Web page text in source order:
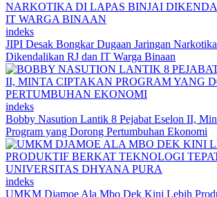
indeks
JIPI Desak Bongkar Dugaan Jaringan
Dikendalikan RJ dan IT Warga Binaan
indeks
Bobby Nasution Lantik 8 Pejabat Eselon II,
Program yang Dorong Pertumbuhan Ekonomi
indeks
UMKM Djamoe Ala Mbo Dek Kini Lebih